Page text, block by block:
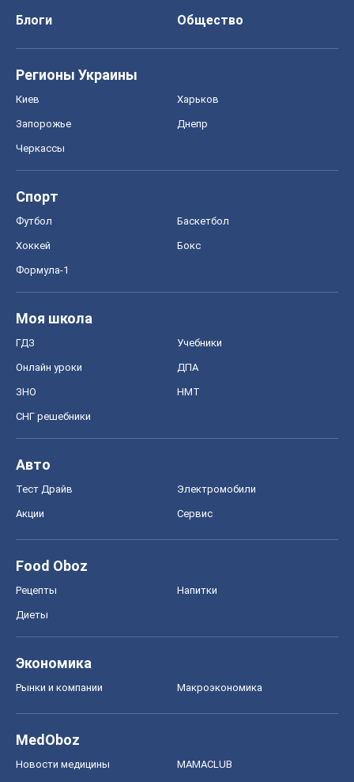
Блоги
Общество
Регионы Украины
Киев Харьков
Запорожье Днепр
Черкассы
Спорт
Футбол Баскетбол
Хоккей Бокс
Формула-1
Моя школа
ГДЗ Учебники
Онлайн уроки ДПА
ЗНО НМТ
СНГ решебники
Авто
Тест Драйв Электромобили
Акции Сервис
Food Oboz
Рецепты Напитки
Диеты
Экономика
Рынки и компании Mакроэкономика
MedOboz
Новости медицины MAMACLUB